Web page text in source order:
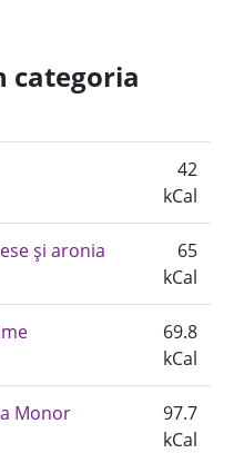
categoria
42
kCal
și aronia
65
kCal
69.8
kCal
Monor
97.7
kCal